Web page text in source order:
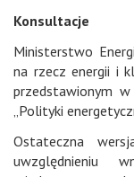
Konsultacje
Ministerstwo
na rzecz energii i
przedstawionym
„Polityki
Ostateczna
uwzględnieniu